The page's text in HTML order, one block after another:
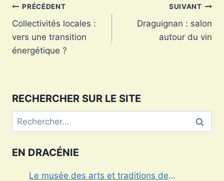
Navigation
de
l’article
PRÉCÉDENT
Collectivités locales :
vers une transition
énergétique ?
SUIVANT
Draguignan : salon
autour du vin
RECHERCHER SUR LE SITE
Rechercher :
EN DRACÉNIE
Le musée des arts et traditions de